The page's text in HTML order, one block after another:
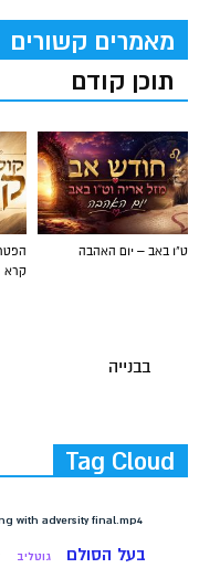
מאמרים קשורים
תוכן קודם
קרא
ט"ו באב – יום האהבה
בבנייה
Tag Cloud
with adversity final.mp4
בעל הסולם גוטליב